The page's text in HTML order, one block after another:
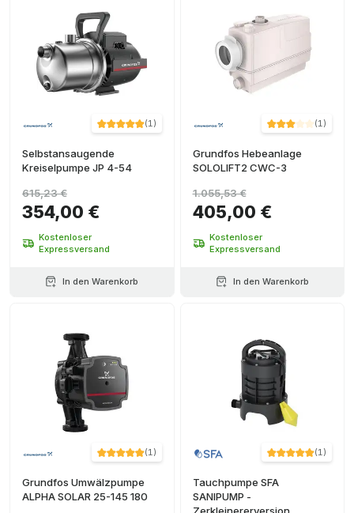
(1)
Selbstansaugende
Kreiselpumpe JP 4-54
354,00 €
615,23 €
Kostenloser
Expressversand
In den Warenkorb
(1)
Grundfos Hebeanlage
SOLOLIFT2 CWC-3
405,00 €
1.055,53 €
Kostenloser
Expressversand
In den Warenkorb
(1)
Grundfos Umwälzpumpe
ALPHA SOLAR 25-145 180
(1)
Tauchpumpe SFA
SANIPUMP -